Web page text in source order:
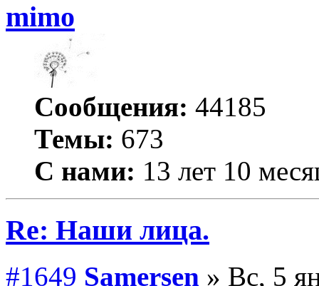
mimo
Сообщения: 44185
Темы: 673
С нами: 13 лет 10
Re: Наши лица.
#1649 Samersen » Вс, 5